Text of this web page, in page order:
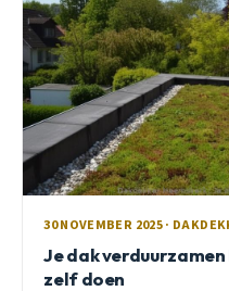
30 NOVEMBER 2025 ·
Je dak
zelf doen